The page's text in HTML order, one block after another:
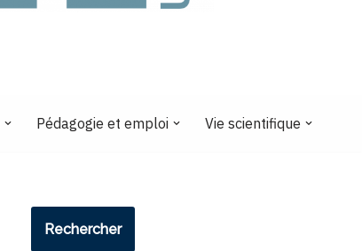
Pédagogie et emploi Vie scientifique
Rechercher